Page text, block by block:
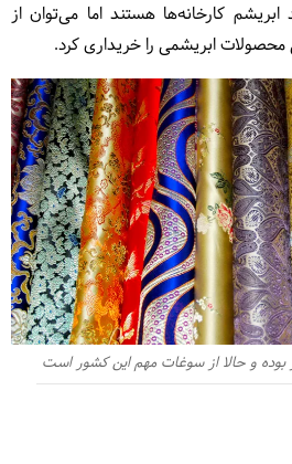
کارخانه‌ها هستند اما می‌توان از
ابریشمی را خریداری کرد.
بوده و حالا از سوغات مهم این کشور است